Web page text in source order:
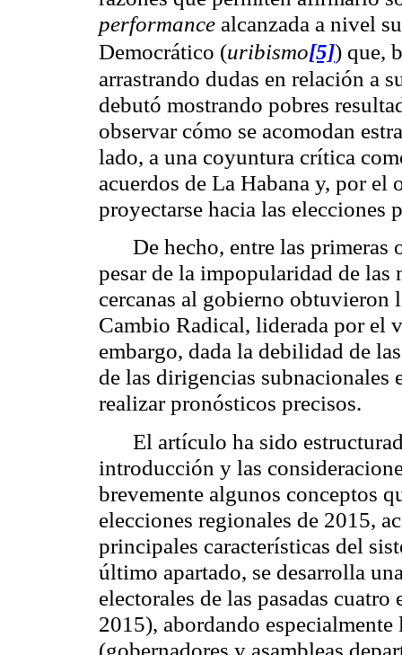
performance alcanzada a nivel
Democrático (uribismo[5]) que,
arrastrando dudas en relación a
debutó mostrando pobres
observar cómo se acomodan
lado, a una coyuntura crítica
acuerdos de La Habana y, por el
proyectarse hacia las elecciones
De hecho, entre las primeras
pesar de la impopularidad de las
cercanas al gobierno obtuvieron
Cambio Radical, liderada por el
embargo, dada la debilidad de
de las dirigencias subnacionales
realizar pronósticos precisos.
El artículo ha sido
introducción y las
brevemente algunos conceptos
elecciones regionales de 2015,
principales características del
último apartado, se desarrolla
electorales de las pasadas
2015), abordando especialmente
(gobernadores y asambleas